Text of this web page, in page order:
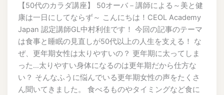
【50代のカラダ講座】 50オーバ－講師による～美と健
康は一日にしてならず～ こんにちは！CEOL Academy
Japan 認定講師GL中村利佳です！ 今回の記事のテーマ
は食事と睡眠の見直しが50代以上の人生を支える！ な
ぜ、更年期女性は太りやすいの？ 更年期に太ってしま
った…太りやすい身体になるのは更年期だから仕方な
い？ そんなふうに悩んでいる更年期女性の声をたくさ
ん聞いてきました。 食べるものやタイミングなど食に